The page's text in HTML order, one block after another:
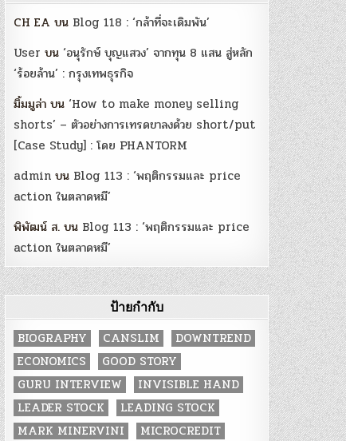
CH EA บน Blog 118 : ‘กล้าที่จะเดิมพัน’
User บน‘อนุรักษ์ บุญแสวง’ จากทุน 8 แสน สู่หลัก
‘ร้อยล้าน’ : กรุงเทพธุรกิจ
มิ้มมูล่า บน‘How to make money selling
shorts’ – ตัวอย่างการเทรดขาลงด้วย short/put
[Case Study] : โดย PHANTORM
admin บน Blog 113 : ‘พฤติกรรมและ price
action ในตลาดหมี’
พิพัฒน์ ส. บน Blog 113 : ‘พฤติกรรมและ price
action ในตลาดหมี’
ป้ายกำกับ
BIOGRAPHY CANSLIM
DOWNTREND
ECONOMICS
GOOD STORY
GURU INTERVIEW
INVISIBLE HAND
LEADER STOCK
LEADING STOCK
MARK MINERVINI
MICROCREDIT